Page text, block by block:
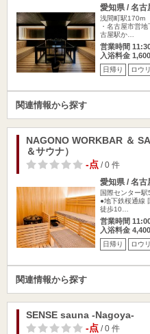
愛知県 / 名古
浅間町駅170m
・名古屋市営
古屋駅か…
営業時間
入浴料金
日帰り ロウ
関連情報から探す
NAGONO WORKBAR ＆
＆サウナ）
-点/ 0 件
愛知県 / 名古
国際センター駅
●地下鉄桜通線
徒歩10…
営業時間
入浴料金
日帰り ロウ
関連情報から探す
SENSE sauna -Nagoya-
-点/ 0 件